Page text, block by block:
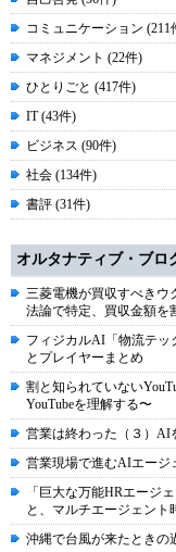
コミュニケーション (211
マネジメント (22件)
ひとりごと (417件)
IT (43件)
ビジネス (90件)
社会 (134件)
書評 (31件)
オルタナティブ・ブロ
三菱電機が買収すべき
法論で特定、買収金額を
フィジカルAI「物流テッ
とプレイヤーまとめ
割と知られていない
YouTubeを理解する〜
営業は終わった（３）AI
営業現場で進むAIエージ
「巨大な万能HRエージ
と、マルチエージェント
沖縄で台風が来たときの